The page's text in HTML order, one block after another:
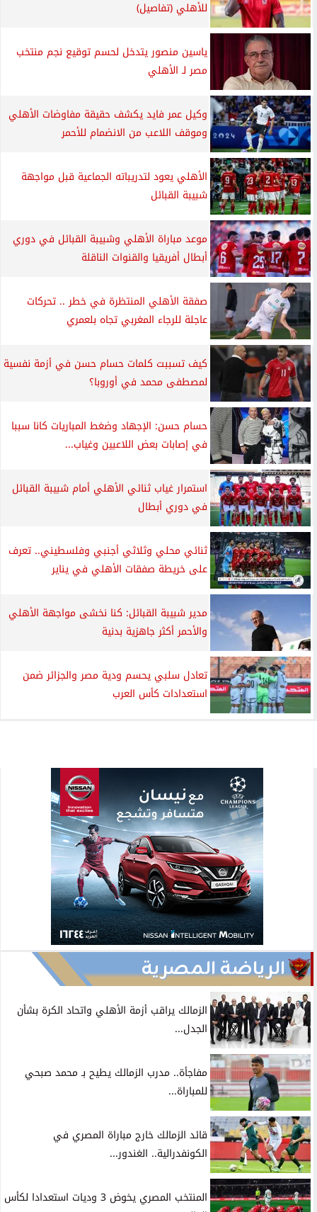
للأهلي (تفاصيل)
ياسين منصور يتدخل لحسم توقيع نجم منتخب
مصر لـ الأهلي
وكيل عمر فايد يكشف حقيقة مفاوضات الأهلي
وموقف اللاعب من الانضمام للأحمر
الأهلي يعود لتدريباته الجماعية قبل مواجهة
شبيبة القبائل
موعد مباراة الأهلي وشبيبة القبائل في دوري
أبطال أفريقيا والقنوات الناقلة
صفقة الأهلي المنتظرة في خطر .. تحركات
عاجلة للرجاء المغربي تجاه بلعمري
كيف تسببت كلمات حسام حسن في أزمة نفسية
لمصطفى محمد في أوروبا؟
حسام حسن:⁠ الإجهاد وضغط المباريات كانا سببا
في إصابات بعض اللاعبين وغياب...
استمرار غياب ثنائي الأهلي أمام شبيبة القبائل
في دوري أبطال
ثنائي محلي وثلاثي أجنبي وفلسطيني.. تعرف
على خريطة صفقات الأهلي في يناير
مدير شبيبة القبائل: كنا نخشى مواجهة الأهلي
والأحمر أكثر جاهزية بدنية
تعادل سلبي يحسم ودية مصر والجزائر ضمن
استعدادات كأس العرب
الرياضة المصرية
الزمالك يراقب أزمة الأهلي واتحاد الكرة بشأن
الجدل...
مفاجأة.. مدرب الزمالك يطيح بـ محمد صبحي
للمباراة...
قائد الزمالك خارج مباراة المصري في
الكونفدرالية.. الغندور...
المنتخب المصري يخوض 3 وديات استعدادا لكأس